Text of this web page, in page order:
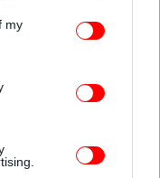
You may click to
third-party tags to
in below Google
my
Αποζημιώσεις
θέσεων
των
θέατρά τους